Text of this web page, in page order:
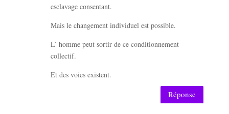
esclavage consentant.
Mais le changement individuel est possible.
L’ homme peut sortir de ce conditionnement
collectif.
Et des voies existent.
Réponse